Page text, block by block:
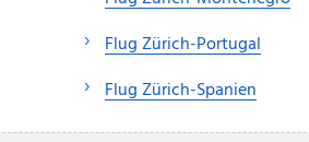
Flug Zürich-Portugal
Flug Zürich-Spanien